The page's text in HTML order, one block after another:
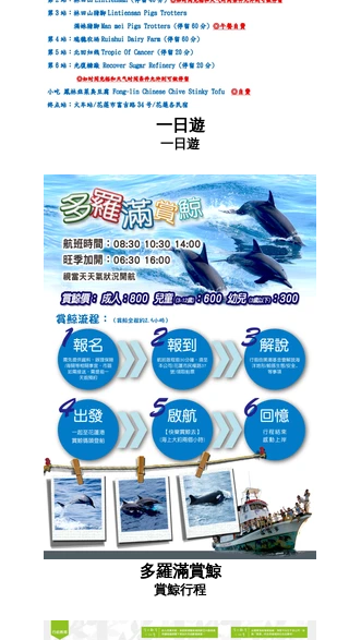
一日遊
一日遊
多羅滿賞鯨
賞鯨行程